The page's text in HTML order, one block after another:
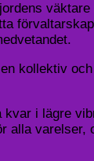
kollektiv
i lägre